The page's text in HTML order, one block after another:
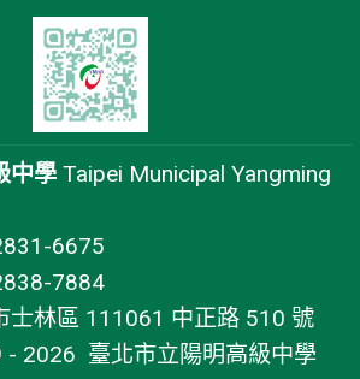
中學 Taipei Municipal Yangming
6675
7884
士林區 111061 中正路 510 號
- 2026 臺北市立陽明高級中學